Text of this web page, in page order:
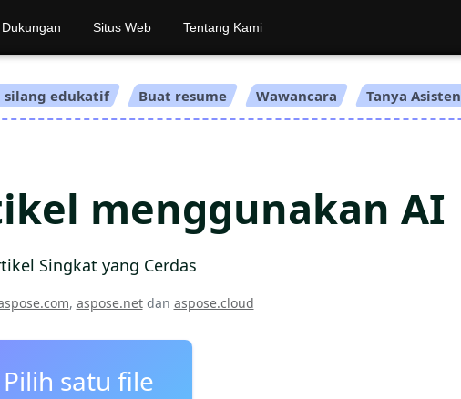
Dukungan Situs Web Tentang Kami
silang edukatif Buat resume Wawancara Tanya Asisten
menggunakan AI
Singkat yang Cerdas
, aspose.netdan aspose.cloud
Pilih satu file